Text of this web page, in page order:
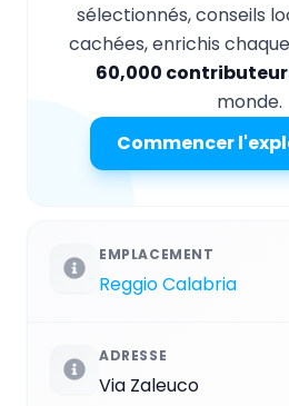
sélectionnés, conseils
cachées, enrichis
60,000
monde.
Commencer
EMPLACEMENT
Reggio Calabria
ADRESSE
Via Zaleuco